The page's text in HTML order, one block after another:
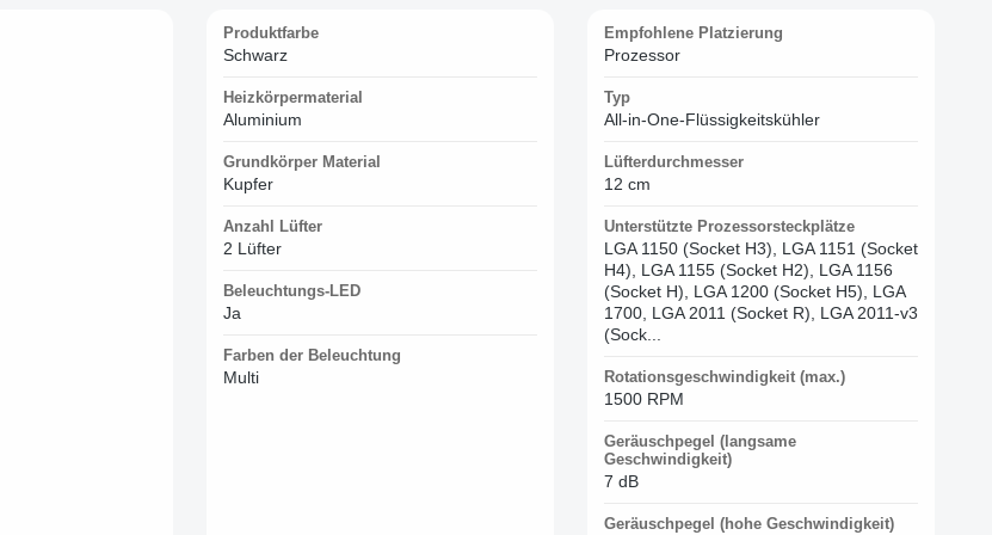
Produktfarbe
Schwarz
Heizkörpermaterial
Aluminium
Grundkörper Material
Kupfer
Anzahl Lüfter
2 Lüfter
Beleuchtungs-LED
Ja
Farben der Beleuchtung
Multi
Empfohlene Platzierung
Prozessor
Typ
All-in-One-Flüssigkeitskühler
Lüfterdurchmesser
12 cm
Unterstützte Prozessorsteckplätze
LGA 1150 (Socket H3), LGA 1151 (Socket
H4), LGA 1155 (Socket H2), LGA 1156
(Socket H), LGA 1200 (Socket H5), LGA
1700, LGA 2011 (Socket R), LGA 2011-v3
(Sock...
Rotationsgeschwindigkeit (max.)
1500 RPM
Geräuschpegel (langsame
Geschwindigkeit)
7 dB
Geräuschpegel (hohe Geschwindigkeit)